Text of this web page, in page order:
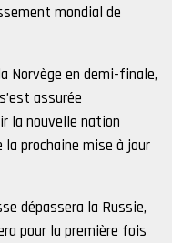
mondial de
Norvège en demi-finale,
assurée
la nouvelle nation
la prochaine mise à jour
dépassera la Russie,
pour la première fois